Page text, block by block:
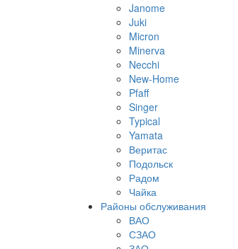
Janome
Juki
Micron
Minerva
Necchi
New-Home
Pfaff
Singer
Typical
Yamata
Веритас
Подольск
Радом
Чайка
Районы обслуживания
ВАО
СЗАО